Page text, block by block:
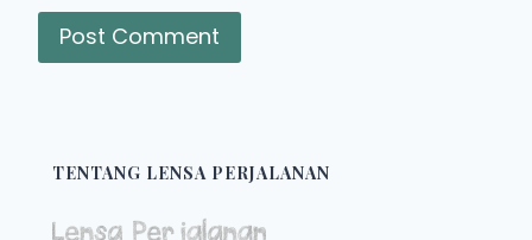
TENTANG LENSA PERJALANAN